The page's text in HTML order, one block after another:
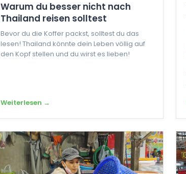
Warum du besser nicht nach
Thailand reisen solltest
Bevor du die Koffer packst, solltest du das
lesen! Thailand könnte dein Leben völlig auf
den Kopf stellen und du wirst es lieben!
Weiterlesen →